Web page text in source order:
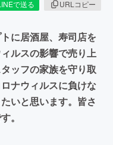
で送る
URLコピー
に居酒屋、寿司店を
ルスの影響で売り上
ッフの家族を守り取
ナウィルスに負けな
いと思います。皆さ
。